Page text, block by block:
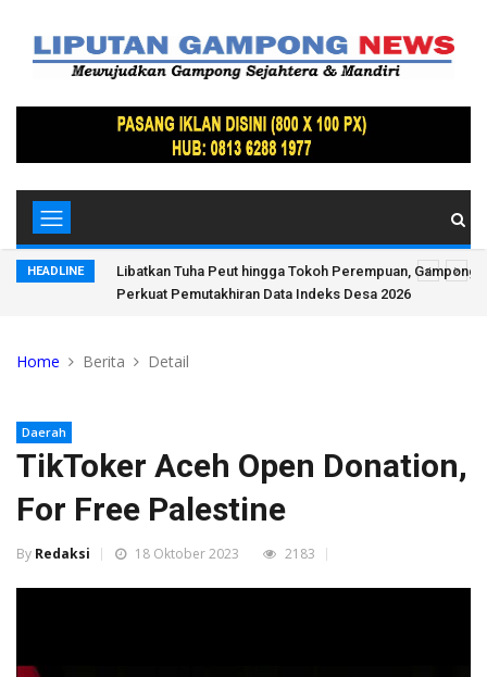
HEADLINE
Warga
Libatkan Tuha Peut hingga Tokoh Perempuan, Gampong
Perkuat Pemutakhiran Data Indeks Desa 2026
Home Berita Detail
Daerah
TikToker Aceh Open Donation,
For Free Palestine
By Redaksi 18 Oktober 2023 2183